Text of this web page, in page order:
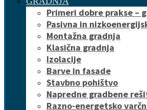
Primeri dobre prakse –
Pasivna in
Montažna gradnja
Klasična gradnja
Izolacije
Barve in fasade
Stavbno pohištvo
Napredne gradbene
Razno-energetsko